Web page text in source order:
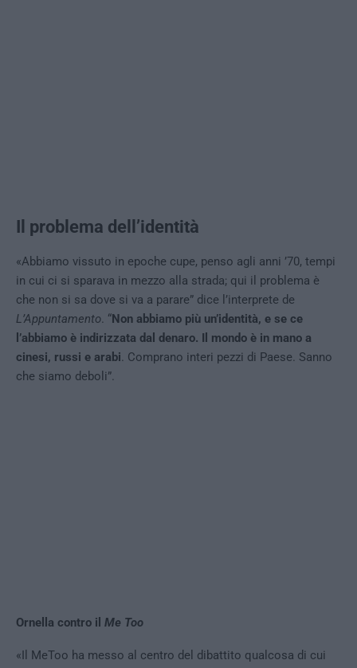
Il problema dell’identità
«Abbiamo vissuto in epoche cupe, penso agli anni ’70, tempi
in cui ci si sparava in mezzo alla strada; qui il problema è
che non si sa dove si va a parare” dice l’interprete de
L’Appuntamento. “Non abbiamo più un’identità, e se ce
l’abbiamo è indirizzata dal denaro. Il mondo è in mano a
cinesi, russi e arabi. Comprano interi pezzi di Paese. Sanno
che siamo deboli”.
Ornella contro il Me Too
«Il MeToo ha messo al centro del dibattito qualcosa di cui